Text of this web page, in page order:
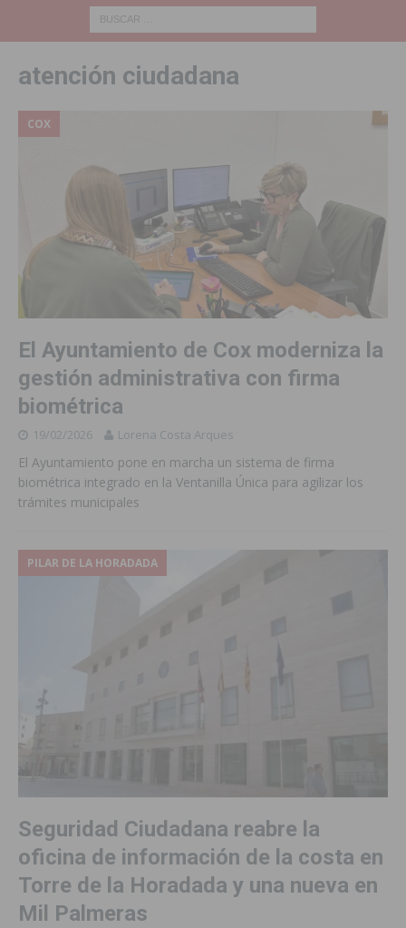
atención ciudadana
COX
El Ayuntamiento de Cox moderniza la
gestión administrativa con firma
biométrica
19/02/2026 Lorena Costa Arques
El Ayuntamiento pone en marcha un sistema de firma
biométrica integrado en la Ventanilla Única para agilizar los
trámites municipales
PILAR DE LA HORADADA
Seguridad Ciudadana reabre la
oficina de información de la costa en
Torre de la Horadada y una nueva en
Mil Palmeras